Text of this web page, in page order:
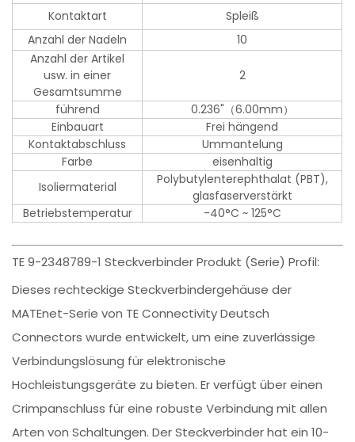
Kontaktart
Spleiß
Anzahl der Nadeln
10
Anzahl der Artikel
usw. in einer
Gesamtsumme
2
führend
0.236"（6.00mm）
Einbauart
Frei hängend
Kontaktabschluss
Ummantelung
Farbe
eisenhaltig
Isoliermaterial
Polybutylenterephthalat (PBT),
glasfaserverstärkt
Betriebstemperatur
-40°C ~ 125°C
TE 9-2348789-1 Steckverbinder Produkt (Serie) Profil:
Dieses rechteckige Steckverbindergehäuse der
MATEnet-Serie von TE Connectivity Deutsch
Connectors wurde entwickelt, um eine zuverlässige
Verbindungslösung für elektronische
Hochleistungsgeräte zu bieten. Er verfügt über einen
Crimpanschluss für eine robuste Verbindung mit allen
Arten von Schaltungen. Der Steckverbinder hat ein 10-